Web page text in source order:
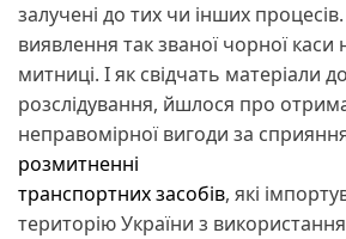
залучені до тих чи інших
виявлення так званої чорної каси
митниці. І як свідчать матеріали
розслідування, йшлося про
неправомірної вигоди за
розмитненні
транспортних засобів, які
територію України з